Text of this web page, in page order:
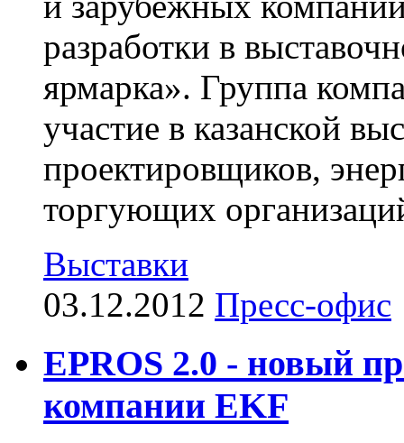
разработки в
ярмарка». Группа
участие в казанской
проектировщиков,
торгующих
Выставки
03.12.2012 Пресс-офис
EPROS 2.0 - новый
компании EKF